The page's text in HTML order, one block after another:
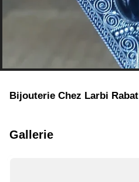
Bijouterie Chez Larbi Rabat
Gallerie